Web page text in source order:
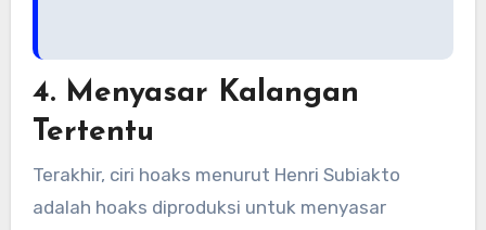
4. Menyasar Kalangan
Tertentu
Terakhir, ciri hoaks menurut Henri Subiakto
adalah hoaks diproduksi untuk menyasar